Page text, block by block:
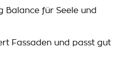
Balance für Seele und
Fassaden und passt gut